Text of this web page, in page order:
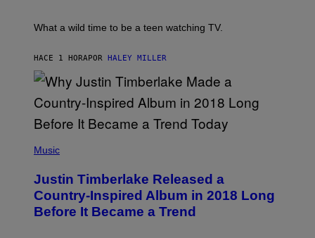
E
D
E
N
)
E
R
M
R
/
G
E
T
I
M
A
G
E
What a wild time to be a teen watching TV.
HACE 1 HORAPOR HALEY MILLER
P
T
O
B
Y
Music
Justin Timberlake Released a
Country-Inspired Album in 2018 Long
Before It Became a Trend